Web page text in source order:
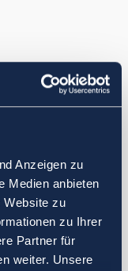
Anzeigen zu
Medien anbieten
Website zu
zu Ihrer
Partner für
weiter. Unsere